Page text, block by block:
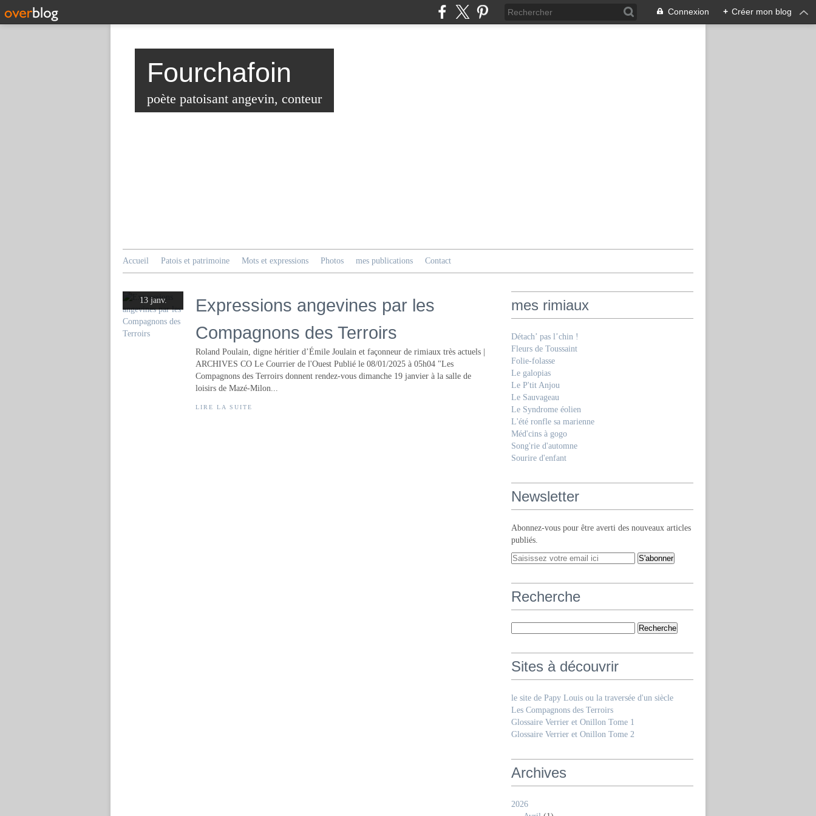
Connexion + Créer mon blog
Fourchafoin
poète patoisant angevin, conteur
Accueil Patois et patrimoine Mots et expressions Photos mes publications Contact
13 janv.
Expressions angevines par les
Compagnons des Terroirs
Roland Poulain, digne héritier d’Émile Joulain et façonneur de rimiaux très actuels |
ARCHIVES CO Le Courrier de l'Ouest Publié le 08/01/2025 à 05h04 "Les
Compagnons des Terroirs donnent rendez-vous dimanche 19 janvier à la salle de
loisirs de Mazé-Milon...
LIRE LA SUITE
mes rimiaux
Détach’ pas l’chin !
Fleurs de Toussaint
Folie-folasse
Le galopias
Le P'tit Anjou
Le Sauvageau
Le Syndrome éolien
L'été ronfle sa marienne
Méd'cins à gogo
Song'rie d'automne
Sourire d'enfant
Newsletter
Abonnez-vous pour être averti des nouveaux articles
publiés.
Recherche
Sites à découvrir
le site de Papy Louis ou la traversée d'un siècle
Les Compagnons des Terroirs
Glossaire Verrier et Onillon Tome 1
Glossaire Verrier et Onillon Tome 2
Archives
2026